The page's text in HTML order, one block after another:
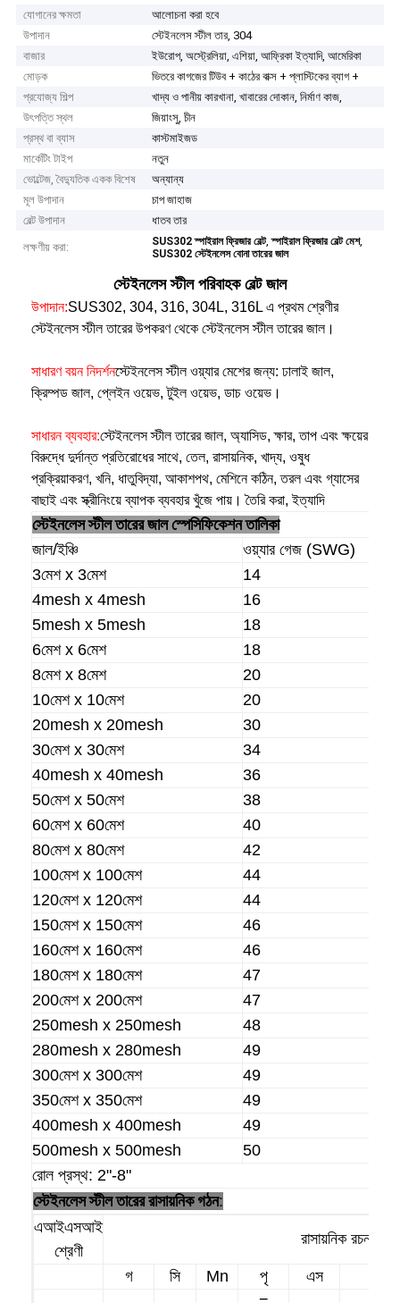
বাড়ি
যোগানের ক্ষমতা
আলোচনা করা হবে
উপাদান
স্টেইনলেস স্টীল তার, 304
বাজার
ইউরোপ, অস্ট্রেলিয়া, এশিয়া, আফ্রিকা ইত্যাদি, আমেরিকা
মোড়ক
ভিতরে কাগজের টিউব + কাঠের বাক্স + প্লাস্টিকের ব্যাগ +
প্রযোজ্য শিল্প
খাদ্য ও পানীয় কারখানা, খাবারের দোকান, নির্মাণ কাজ,
উৎপত্তি স্থল
জিয়াংসু, চীন
প্রস্থ বা ব্যাস
কাস্টমাইজড
মার্কেটিং টাইপ
নতুন
ভোল্টেজ, বৈদ্যুতিক একক বিশেষ
অন্যান্য
মূল উপাদান
চাপ জাহাজ
বেল্ট উপাদান
ধাতব তার
লক্ষণীয় করা:
SUS302 স্পাইরাল ফ্রিজার বেল্ট,স্পাইরাল ফ্রিজার বেল্ট মেশ,
SUS302 স্টেইনলেস বোনা তারের জাল
স্টেইনলেস স্টীল পরিবাহক বেল্ট জাল
উপাদান:SUS302, 304, 316, 304L, 316L এ প্রথম শ্রেণীর
স্টেইনলেস স্টীল তারের উপকরণ থেকে স্টেইনলেস স্টীল তারের জাল।
সাধারণ বয়ন নিদর্শনস্টেইনলেস স্টীল ওয়্যার মেশের জন্য: ঢালাই জাল,
ক্রিম্পড জাল, প্লেইন ওয়েভ, টুইল ওয়েভ, ডাচ ওয়েভ।
সাধারন ব্যবহার:স্টেইনলেস স্টীল তারের জাল, অ্যাসিড, ক্ষার, তাপ এবং ক্ষয়ের
বিরুদ্ধে দুর্দান্ত প্রতিরোধের সাথে, তেল, রাসায়নিক, খাদ্য, ওষুধ
প্রক্রিয়াকরণ, খনি, ধাতুবিদ্যা, আকাশপথ, মেশিনে কঠিন, তরল এবং গ্যাসের
বাছাই এবং স্ক্রীনিংয়ে ব্যাপক ব্যবহার খুঁজে পায়। তৈরি করা, ইত্যাদি
স্টেইনলেস স্টীল তারের জাল স্পেসিফিকেশন তালিকা
জাল/ইঞ্চি
ওয়্যার গেজ (SWG)
3মেশ x 3মেশ
14
4mesh x 4mesh
16
5mesh x 5mesh
18
6মেশ x 6মেশ
18
8মেশ x 8মেশ
20
10মেশ x 10মেশ
20
20mesh x 20mesh
30
30মেশ x 30মেশ
34
40mesh x 40mesh
36
50মেশ x 50মেশ
38
60মেশ x 60মেশ
40
80মেশ x 80মেশ
42
100মেশ x 100মেশ
44
120মেশ x 120মেশ
44
150মেশ x 150মেশ
46
160মেশ x 160মেশ
46
180মেশ x 180মেশ
47
200মেশ x 200মেশ
47
250mesh x 250mesh
48
280mesh x 280mesh
49
300মেশ x 300মেশ
49
350মেশ x 350মেশ
49
400mesh x 400mesh
49
500mesh x 500mesh
50
রোল প্রস্থ: 2"-8"
স্টেইনলেস স্টীল তারের রাসায়নিক গঠন:
এআইএসআই
শ্রেণী
রাসায়নিক রচনা(%)
গ সি Mn পৃ এস